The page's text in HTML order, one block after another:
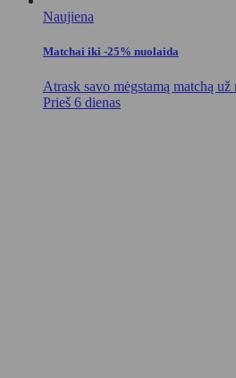
Naujiena
Matchai iki -25% nuolaida
Atrask savo mėgstamą matchą už
Prieš 6 dienas